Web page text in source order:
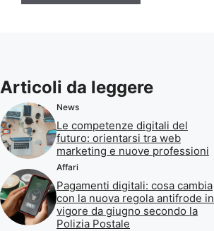
Articoli da leggere
News
Le competenze digitali del
futuro: orientarsi tra web
marketing e nuove professioni
Affari
Pagamenti digitali: cosa cambia
con la nuova regola antifrode in
vigore da giugno secondo la
Polizia Postale